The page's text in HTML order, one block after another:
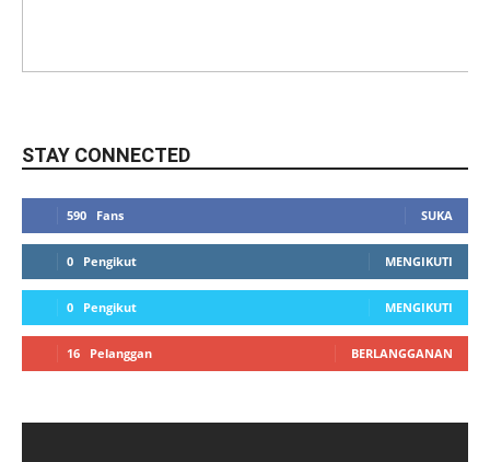
STAY CONNECTED
590 Fans SUKA
0 Pengikut MENGIKUTI
0 Pengikut MENGIKUTI
16 Pelanggan BERLANGGANAN